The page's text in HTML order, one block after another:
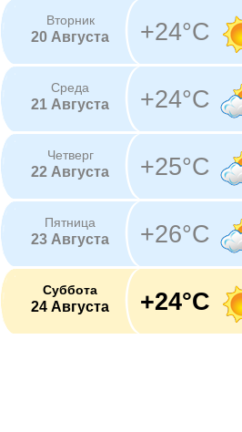
Вторник
20 Августа +24°C
Среда
21 Августа +24°C
Четверг
22 Августа +25°C
Пятница
23 Августа +26°C
Суббота
24 Августа +24°C